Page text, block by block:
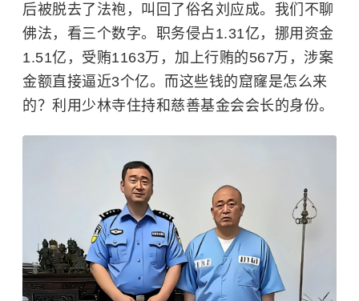
后被脱去了法袍，叫回了俗名刘应成。我们不聊
佛法，看三个数字。职务侵占1.31亿，挪用资金
1.51亿，受贿1163万，加上行贿的567万，涉案
金额直接逼近3个亿。而这些钱的窟窿是怎么来
的？利用少林寺住持和 慈善基金会会长的身份。